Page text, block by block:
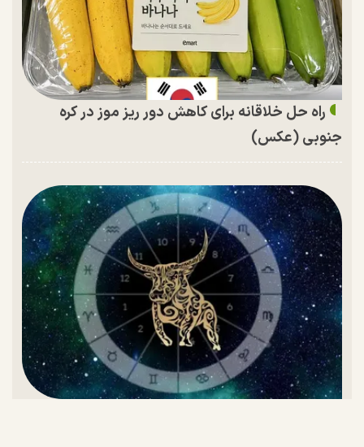
راه حل خلاقانه برای کاهش دور ریز موز در کره
جنوبی (عکس)